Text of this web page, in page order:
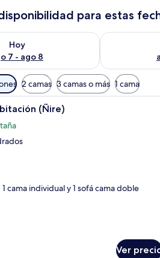
para estas
Hoy
7 - ago 8
para hoy ago 7 - ago 8
Consulta la
2 camas 3 camas o más 1 cama
Ropa de cama de alta
(Ñire)
cama individual y 1 sofá cama doble
Ver